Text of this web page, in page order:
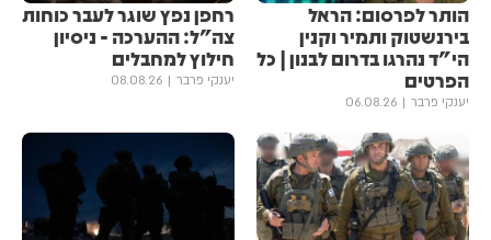
הותר לפרסום: הראל
בירנשטוק ותמיר וקנין
הי"ד נהרגו בדרום לבנון | כל
הפרטים
יענקי פרבר 06.08.26
רחפן נפץ שוגר לעבר כוחות
צה"ל: ההערכה - ניסיון
חילוץ למחבלים
יענקי פרבר 08.08.26